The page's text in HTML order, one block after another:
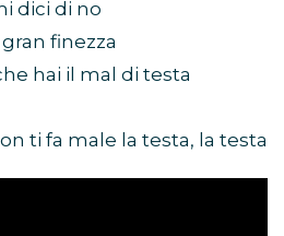
dici di no
finezza
hai il mal di testa
ti fa male la testa, la testa